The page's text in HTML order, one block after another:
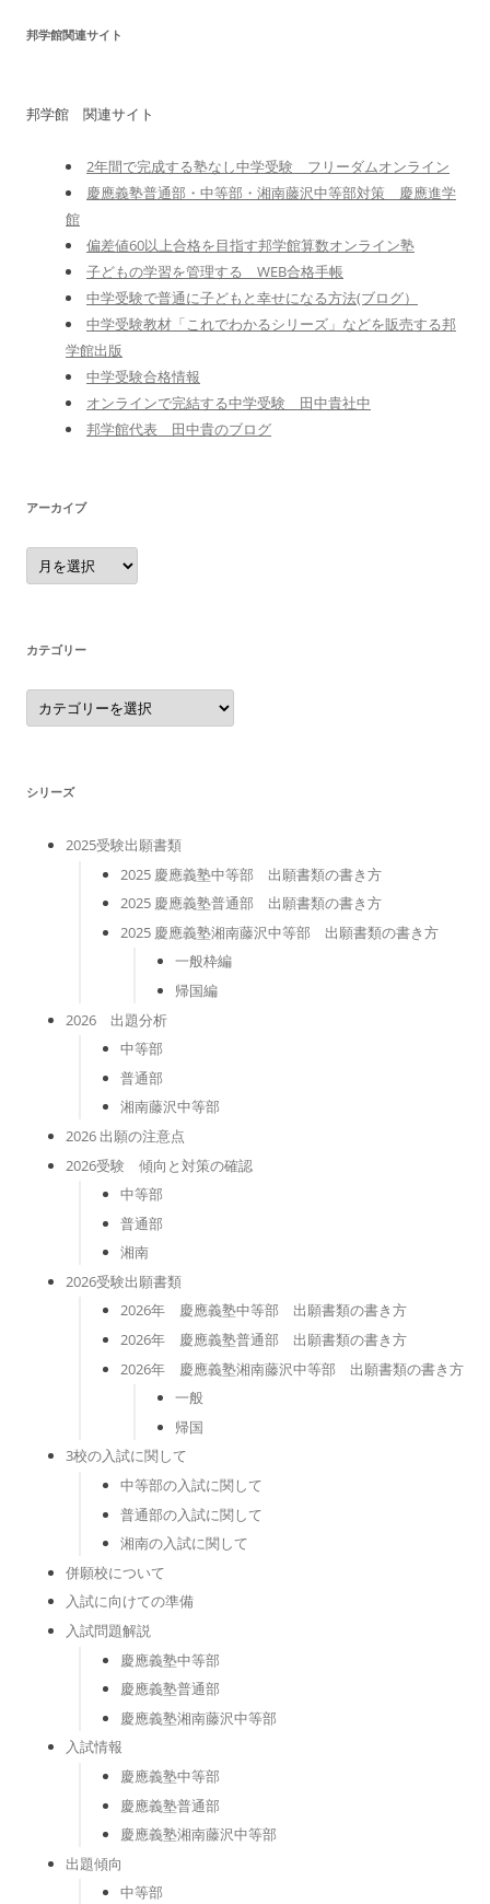
邦学館関連サイト
邦学館 関連サイト
2年間で完成する塾なし中学受験 フリーダムオンライン
慶應義塾普通部・中等部・湘南藤沢中等部対策 慶應進学
館
偏差値60以上合格を目指す邦学館算数オンライン塾
子どもの学習を管理する WEB合格手帳
中学受験で普通に子どもと幸せになる方法(ブログ）
中学受験教材「これでわかるシリーズ」などを販売する邦
学館出版
中学受験合格情報
オンラインで完結する中学受験 田中貴社中
邦学館代表 田中貴のブログ
アーカイブ
ア
ー
カ
カテゴリー
カ
テ
ゴ
シリーズ
2025受験出願書類
2025 慶應義塾中等部 出願書類の書き方
2025 慶應義塾普通部 出願書類の書き方
2025 慶應義塾湘南藤沢中等部 出願書類の書き方
一般枠編
帰国編
2026 出題分析
中等部
普通部
湘南藤沢中等部
2026 出願の注意点
2026受験 傾向と対策の確認
中等部
普通部
湘南
2026受験出願書類
2026年 慶應義塾中等部 出願書類の書き方
2026年 慶應義塾普通部 出願書類の書き方
2026年 慶應義塾湘南藤沢中等部 出願書類の書き方
一般
帰国
3校の入試に関して
中等部の入試に関して
普通部の入試に関して
湘南の入試に関して
併願校について
入試に向けての準備
入試問題解説
慶應義塾中等部
慶應義塾普通部
慶應義塾湘南藤沢中等部
入試情報
慶應義塾中等部
慶應義塾普通部
慶應義塾湘南藤沢中等部
出題傾向
中等部